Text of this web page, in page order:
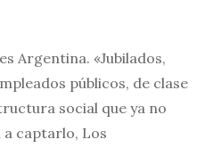
Argentina. «Jubilados,
públicos, de clase
social que ya no
a captarlo, Los